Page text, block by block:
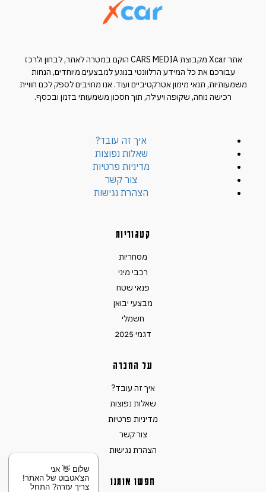
אתר Xcar מקבוצת CARS MEDIA הוקם במטרה לאתר, לבחון ולרכז
עבורכם את כל המידע הרלוונטי בנוגע למבצעים מיוחדים, הנחות
משמעותיות, תנאי מימון אטרקטיביים ועוד. אנו מחויבים לספק לכם חוויית
רכישה נוחה, שקופה ויעילה, תוך חסכון משמעותי בזמן ובכסף.
איך זה עובד?
שאלות נפוצות
מדיניות פרטיות
צור קשר
הצהרת נגישות
קטגוריות
מסחריות
רכבי מיני
פנאי שטח
מבצעי יבואן
חשמלי
דגמי 2025
על החברה
איך זה עובד?
שאלות נפוצות
מדיניות פרטיות
צור קשר
הצהרת נגישות
חפשו אותנו
שלום 👋 אני
הצ'אטבוט של האתר!
צריך עזרה? התחל